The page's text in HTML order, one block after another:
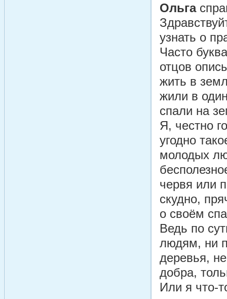
Ольга
узнать о
Часто
отцов
жить в
жили в
спали на
Я, честно
угодно
молодых
червя или
скудно,
о своём
Ведь по
людям, ни
деревья,
добра,
Или я что-